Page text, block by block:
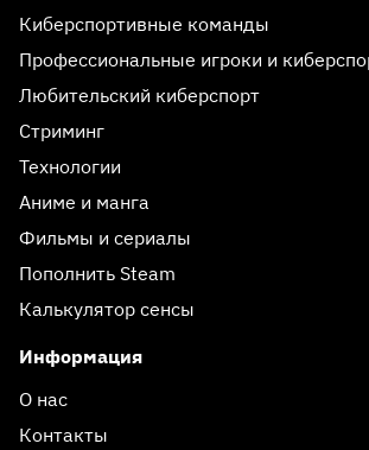
Киберспортивные команды
Профессиональные игроки и
Любительский киберспорт
Стриминг
Технологии
Аниме и манга
Фильмы и сериалы
Пополнить Steam
Калькулятор сенсы
Информация
О нас
Контакты